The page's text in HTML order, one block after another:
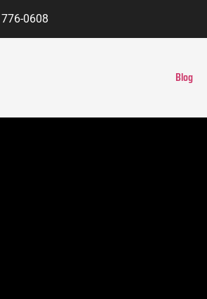
0608
Blog